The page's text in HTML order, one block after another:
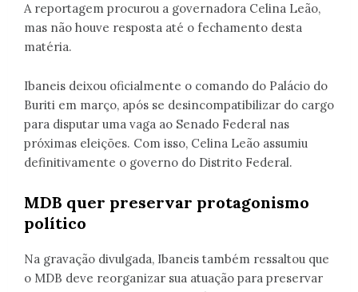
A reportagem procurou a governadora Celina Leão,
mas não houve resposta até o fechamento desta
matéria.
Ibaneis deixou oficialmente o comando do Palácio do
Buriti em março, após se desincompatibilizar do cargo
para disputar uma vaga ao Senado Federal nas
próximas eleições. Com isso, Celina Leão assumiu
definitivamente o governo do Distrito Federal.
MDB quer preservar protagonismo
político
Na gravação divulgada, Ibaneis também ressaltou que
o MDB deve reorganizar sua atuação para preservar